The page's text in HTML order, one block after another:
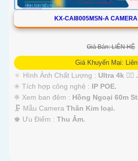
KX-CAI8005MSN-A
Giá Bán: LIÊN HỆ
Giá Khuyến Mại:
🔅 Hình Ành Chất Lượng : Ultra 4k 👍🏾 .
✳️ Tích hợp công nghệ : IP POE.
❈ Xem ban đêm : Hồng Ngoại 60m
🗜️ Mẫu Camera Thân Kim loại.
️♚ Ưu Điểm : Thu Âm.